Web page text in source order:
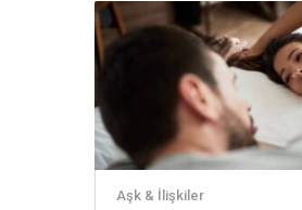
Aşk & İlişkiler